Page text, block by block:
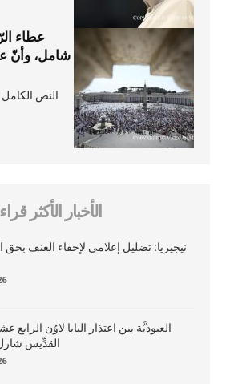
عطاء
شامل، وأنّ
النص الكامل
الأخبار الأكثر
نيجيريا: تضليل إعلامي لإخفاء العنف بحق
العبوديَّة بين اعتذار البابا لاوُن
القدِّيس